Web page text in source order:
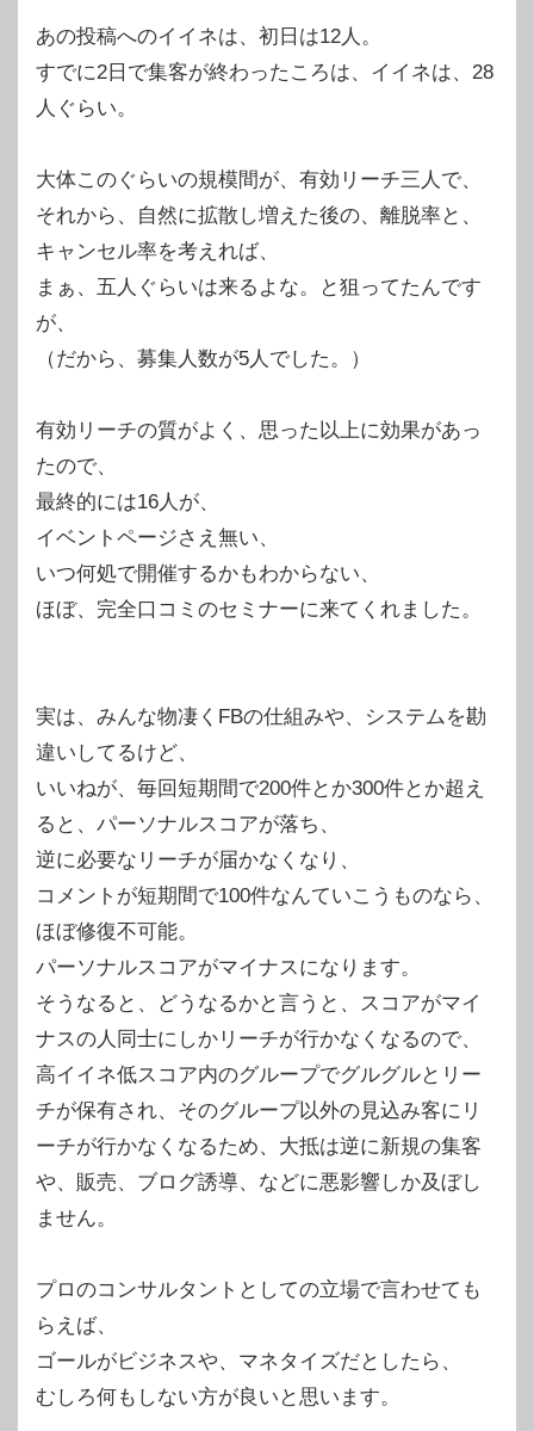
あの投稿へのイイネは、初日は12人。
すでに2日で集客が終わったころは、イイネは、28
人ぐらい。
大体このぐらいの規模間が、有効リーチ三人で、
それから、自然に拡散し増えた後の、離脱率と、
キャンセル率を考えれば、
まぁ、五人ぐらいは来るよな。と狙ってたんです
が、
（だから、募集人数が5人でした。）
有効リーチの質がよく、思った以上に効果があっ
たので、
最終的には16人が、
イベントページさえ無い、
いつ何処で開催するかもわからない、
ほぼ、完全口コミのセミナーに来てくれました。
実は、みんな物凄くFBの仕組みや、システムを勘
違いしてるけど、
いいねが、毎回短期間で200件とか300件とか超え
ると、パーソナルスコアが落ち、
逆に必要なリーチが届かなくなり、
コメントが短期間で100件なんていこうものなら、
ほぼ修復不可能。
パーソナルスコアがマイナスになります。
そうなると、どうなるかと言うと、スコアがマイ
ナスの人同士にしかリーチが行かなくなるので、
高イイネ低スコア内のグループでグルグルとリー
チが保有され、そのグループ以外の見込み客にリ
ーチが行かなくなるため、大抵は逆に新規の集客
や、販売、ブログ誘導、などに悪影響しか及ぼし
ません。
プロのコンサルタントとしての立場で言わせても
らえば、
ゴールがビジネスや、マネタイズだとしたら、
むしろ何もしない方が良いと思います。